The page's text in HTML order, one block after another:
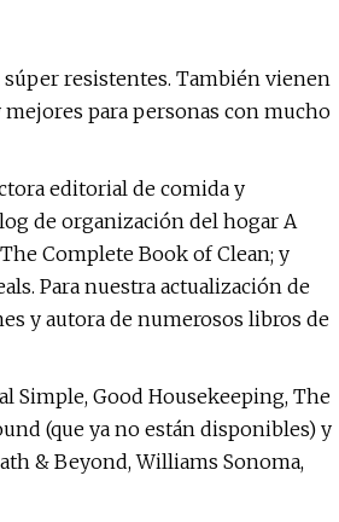
súper resistentes. También vienen
para personas con mucho
editorial de comida y
de organización del hogar A
Complete Book of Clean; y
Para nuestra actualización de
y autora de numerosos libros de
Simple, Good Housekeeping, The
(que ya no están disponibles) y
& Beyond, Williams Sonoma,